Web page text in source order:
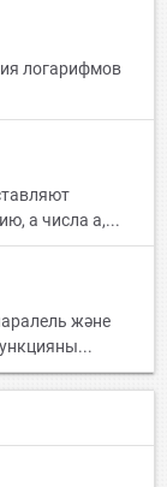
логарифмов
a числа a,...
және